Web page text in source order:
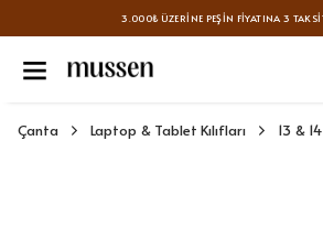
3.000₺ ÜZERINE PEŞIN FIYATINA 3
Çanta Laptop & Tablet Kılıfları 13 &